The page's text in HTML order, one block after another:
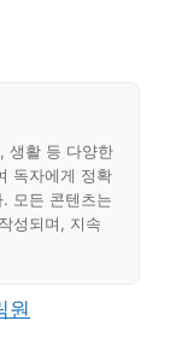
생활 등 다양한
독자에게 정확
모든 콘텐츠는
성되며, 지속
원